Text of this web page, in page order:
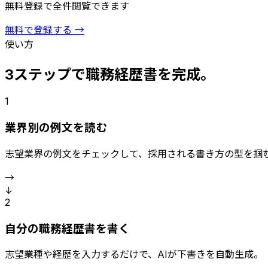
無料登録で全件閲覧できます
無料で登録する →
使い方
3ステップで職務経歴書を完成。
1
業界別の例文を読む
志望業界の例文をチェックして、採用される書き方の型を掴
→
↓
2
自分の職務経歴書を書く
志望業種や経歴を入力するだけで、AIが下書きを自動生成。